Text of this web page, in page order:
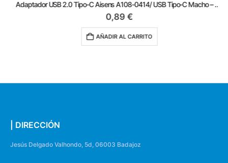
Adaptador USB 2.0 Tipo-C Aisens A108-0414/ USB Tipo-C Macho – Micro USB Hembra
0,89€
AÑADIR AL CARRITO
| DIRECCIÓN
Jesús Delgado Valhondo, 5d, 06003 Badajoz